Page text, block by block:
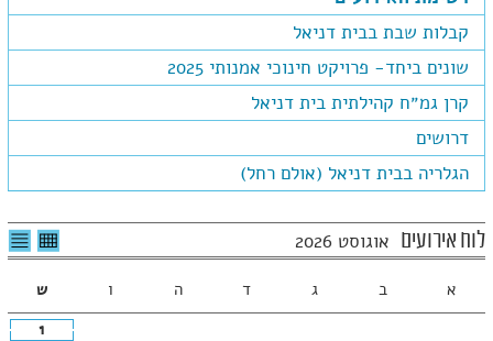
קבלות שבת בבית דניאל
שונים ביחד- פרויקט חינוכי אמנותי 2025
קרן גמ״ח קהילתית בית דניאל
דרושים
הגלריה בבית דניאל (אולם רחל)
לוח אירועים אוגוסט 2026 לצפיה
בטבלה
א ב ג ד ה ו
ש
1